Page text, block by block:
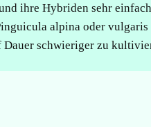
ihre Hybriden sehr
alpina oder
Dauer schwieriger zu